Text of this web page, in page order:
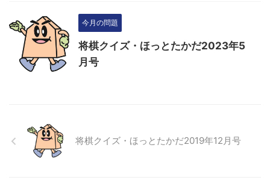
今月の問題
将棋クイズ・ほっとたかだ2023年5
月号
将棋クイズ・ほっとたかだ2019年12月号